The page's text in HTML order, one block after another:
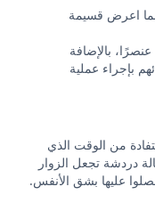
اعرض قسيمة
بالإضافة
بإجراء عملية
من الوقت الذي
دردشة تجعل الزوار
عليها بشق الأنفس.